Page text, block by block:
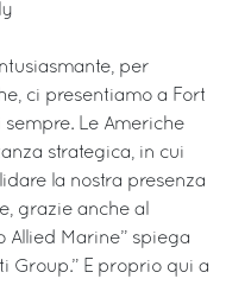
per
ci presentiamo a Fort
Le Americhe
strategica, in cui
la nostra presenza
grazie anche al
Allied Marine” spiega
Group.” E proprio qui a